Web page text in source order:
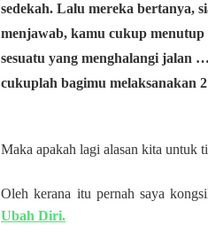
sedekah. Lalu mereka bertanya,
menjawab, kamu cukup
sesuatu yang menghalangi jalan
cukuplah bagimu melaksanakan
Maka apakah lagi alasan kita untuk
Oleh kerana itu pernah saya
Ubah Diri.